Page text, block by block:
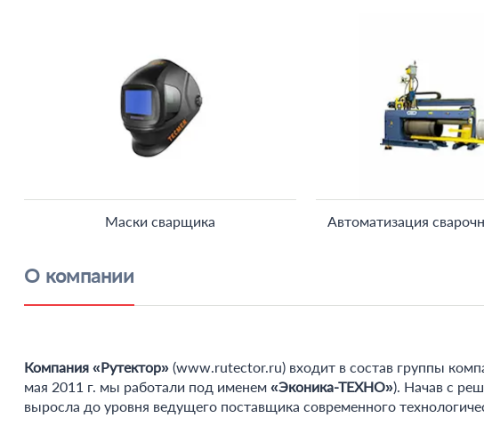
Маски сварщика Автоматизация
О компании
Компания «Рутектор» (www.rutector.ru) входит в состав группы
мая 2011 г. мы работали под именем «Эконика-ТЕХНО»). Начав с
выросла до уровня ведущего поставщика современного